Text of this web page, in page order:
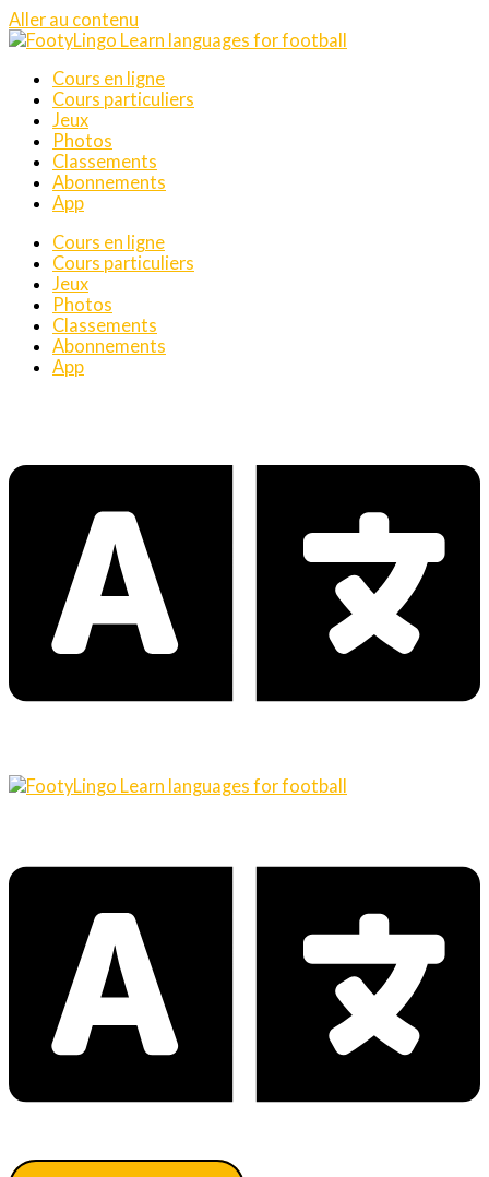
Aller au contenu
Cours en ligne
Cours particuliers
Jeux
Photos
Classements
Abonnements
App
Cours en ligne
Cours particuliers
Jeux
Photos
Classements
Abonnements
App